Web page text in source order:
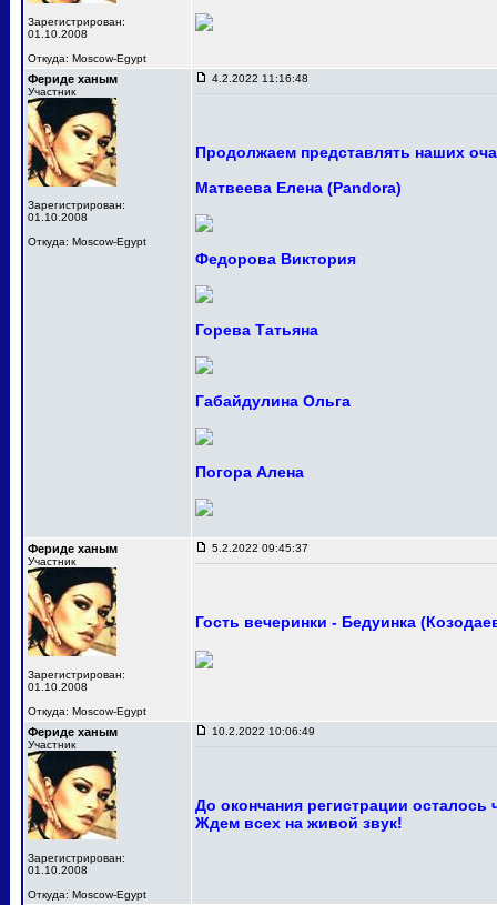
Зарегистрирован:
01.10.2008
Откуда: Moscow-Egypt
Фериде ханым
Участник
Зарегистрирован:
01.10.2008
Откуда: Moscow-Egypt
4.2.2022 11:16:48
Продолжаем представлять наших
Матвеева Елена (Pandora)
Федорова Виктория
Горева Татьяна
Габайдулина Ольга
Погора Алена
Фериде ханым
Участник
Зарегистрирован:
01.10.2008
Откуда: Moscow-Egypt
5.2.2022 09:45:37
Гость вечеринки - Бедуинка
Фериде ханым
Участник
Зарегистрирован:
01.10.2008
Откуда: Moscow-Egypt
10.2.2022 10:06:49
До окончания регистрации
Ждем всех на живой звук!